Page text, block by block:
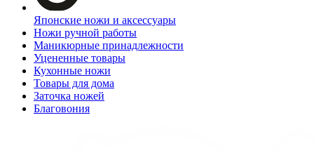
Японские ножи и аксессуары
Ножи ручной работы
Маникюрные принадлежности
Уцененные товары
Кухонные ножи
Товары для дома
Заточка ножей
Благовония